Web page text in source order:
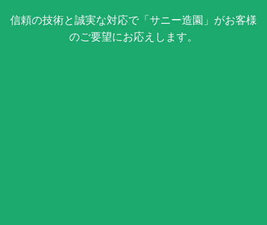
信頼の技術と誠実な対応で「サニー造園」がお客様
のご要望にお応えします。